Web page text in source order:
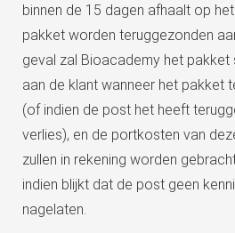
binnen de 15 dagen afhaalt op
pakket worden teruggezonden
geval zal Bioacademy het pakket
aan de klant wanneer het pakket
(of indien de post het heeft
verlies), en de portkosten van
zullen in rekening worden
indien blijkt dat de post geen
nagelaten.